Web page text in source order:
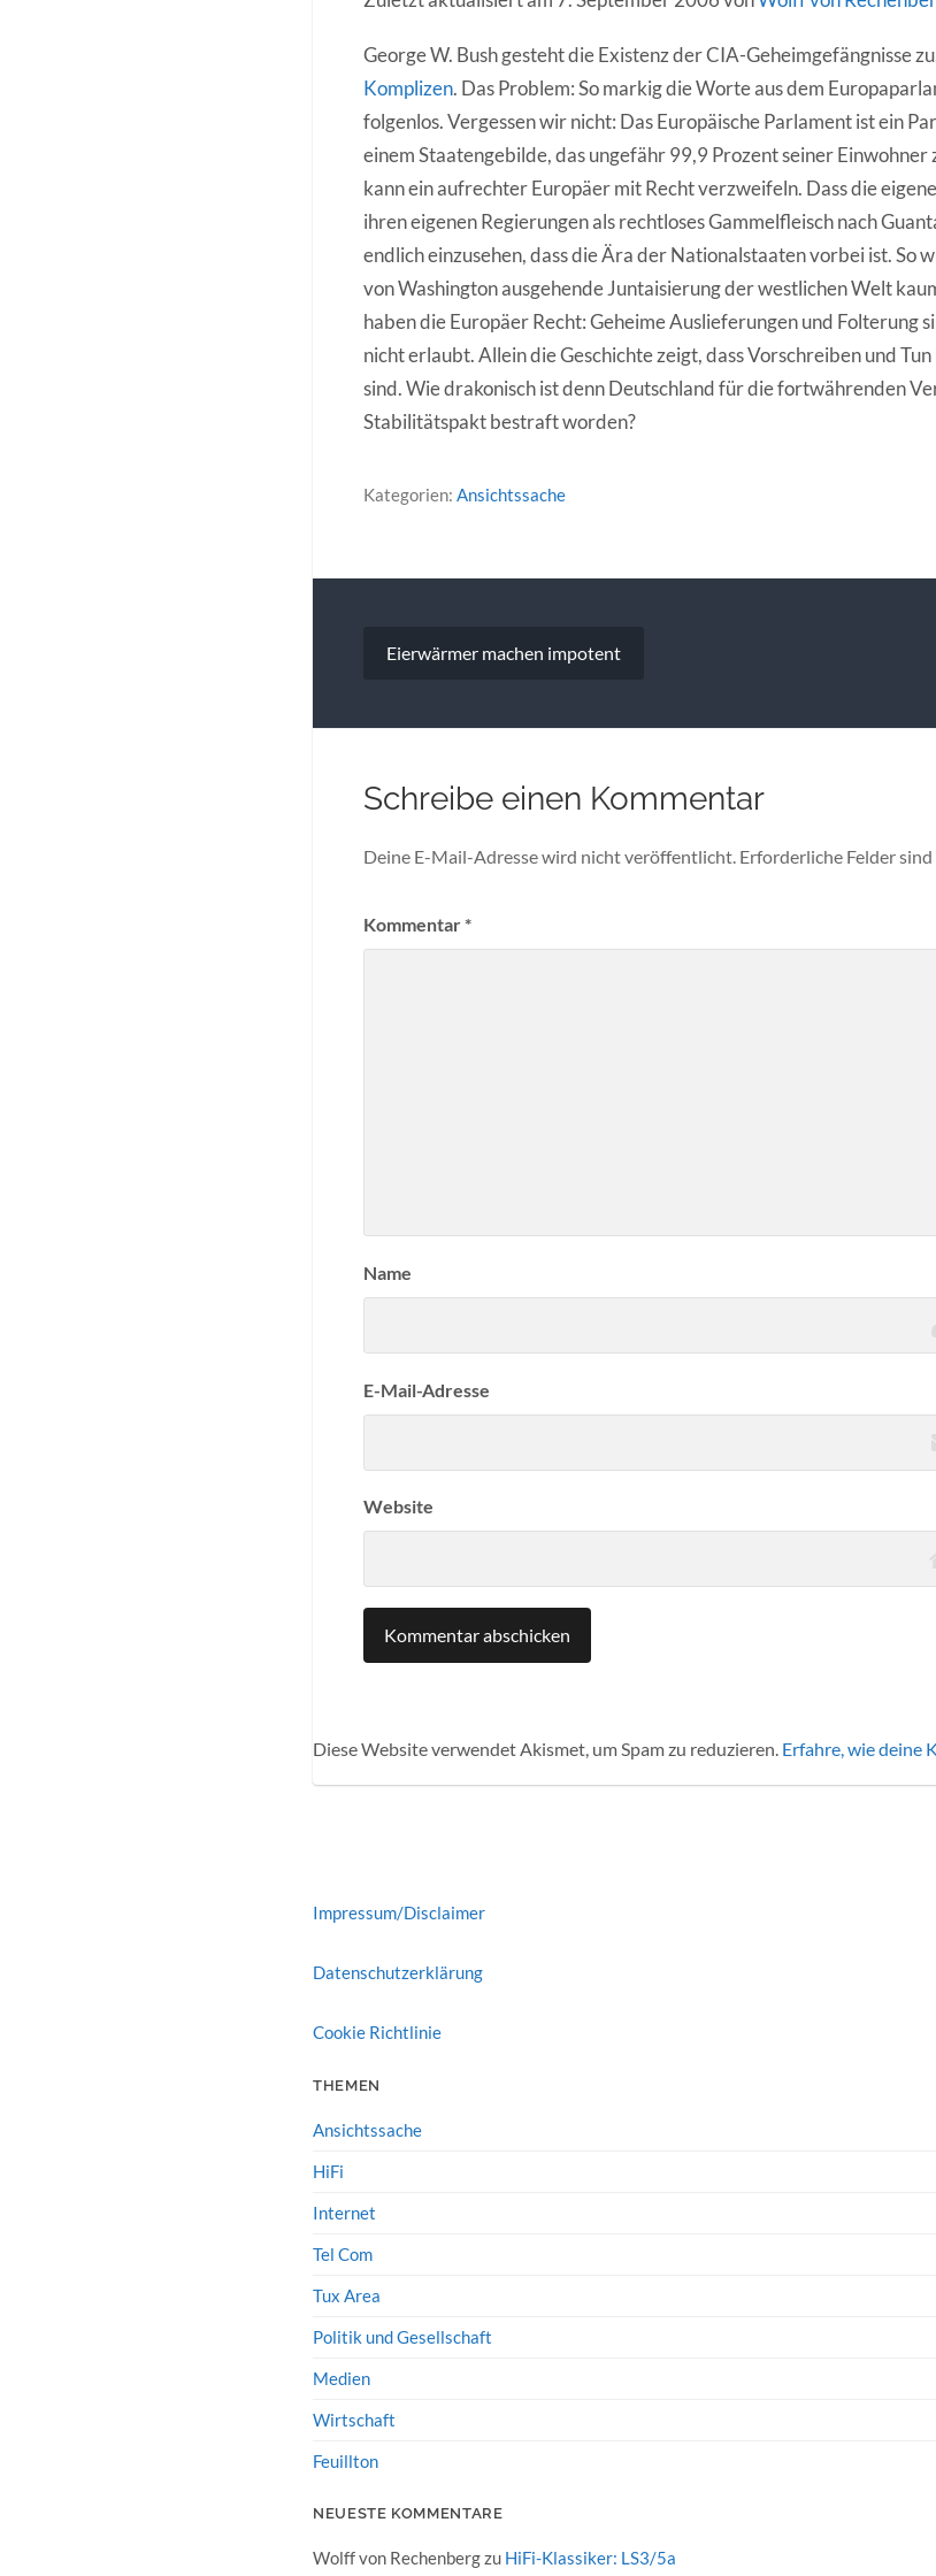
George W. Bush gesteht die Existenz der CIA-Geheimgefängnisse
Komplizen. Das Problem: So markig die Worte aus dem
folgenlos. Vergessen wir nicht: Das Europäische Parlament ist ein
einem Staatengebilde, das ungefähr 99,9 Prozent seiner Einwohner
kann ein aufrechter Europäer mit Recht verzweifeln. Dass die
ihren eigenen Regierungen als rechtloses Gammelfleisch nach
endlich einzusehen, dass die Ära der Nationalstaaten vorbei ist. So
von Washington ausgehende Juntaisierung der westlichen Welt
haben die Europäer Recht: Geheime Auslieferungen und Folterung
nicht erlaubt. Allein die Geschichte zeigt, dass Vorschreiben und
sind. Wie drakonisch ist denn Deutschland für die fortwährenden
Stabilitätspakt bestraft worden?
Kategorien: Ansichtssache
Eierwärmer machen impotent
Schreibe einen Kommentar
Deine E-Mail-Adresse wird nicht veröffentlicht. Erforderliche Felder
Kommentar*
Name
E-Mail-Adresse
Website
Diese Website verwendet Akismet, um Spam zu reduzieren. Erfahre, wie deine
Impressum/Disclaimer
Datenschutzerklärung
Cookie Richtlinie
THEMEN
Ansichtssache
HiFi
Internet
Tel Com
Tux Area
Politik und Gesellschaft
Medien
Wirtschaft
Feuillton
NEUESTE KOMMENTARE
Wolff von Rechenbergzu HiFi-Klassiker: LS3/5a